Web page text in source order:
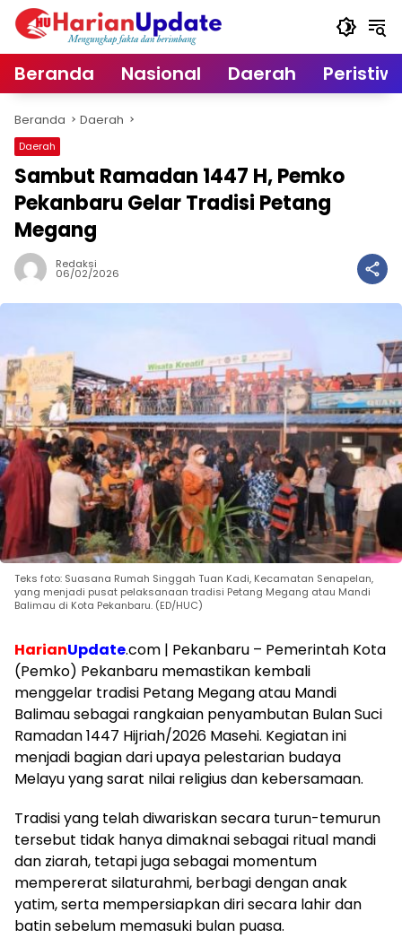
Langsung
Beranda Nasional Daerah
Beranda Daerah
Daerah
Sambut Ramadan 1447 H, Pemko
Pekanbaru Gelar Tradisi Petang
Megang
Redaksi
06/02/2026
Teks foto: Suasana Rumah Singgah Tuan Kadi, Kecamatan Senapelan,
yang menjadi pusat pelaksanaan tradisi Petang Megang atau Mandi
Balimau di Kota Pekanbaru. (ED/HUC)
HarianUpdate.com | Pekanbaru – Pemerintah Kota
(Pemko) Pekanbaru memastikan kembali
menggelar tradisi Petang Megang atau Mandi
Balimau sebagai rangkaian penyambutan Bulan Suci
Ramadan 1447 Hijriah/2026 Masehi. Kegiatan ini
menjadi bagian dari upaya pelestarian budaya
Melayu yang sarat nilai religius dan kebersamaan.
Tradisi yang telah diwariskan secara turun-temurun
tersebut tidak hanya dimaknai sebagai ritual mandi
dan ziarah, tetapi juga sebagai momentum
mempererat silaturahmi, berbagi dengan anak
yatim, serta mempersiapkan diri secara lahir dan
batin sebelum memasuki bulan puasa.